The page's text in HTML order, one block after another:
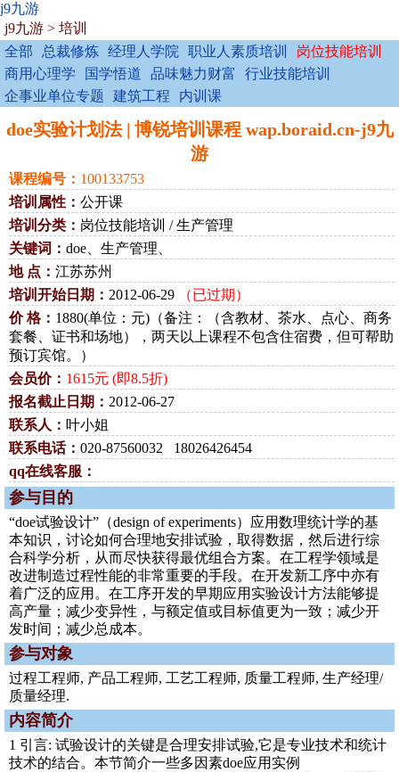
j9九游
j9九游 > 培训
全部
总裁修炼 经理人学院 职业人素质培训
岗位技能培训
商用心理学
国学悟道 品味魅力财富
行业技能培训
企事业单位专题
建筑工程 内训课
doe实验计划法 | 博锐培训课程 wap.boraid.cn-j9九
游
课程编号： 100133753
培训属性： 公开课
培训分类： 岗位技能培训 / 生产管理
关键词： doe、生产管理、
地 点： 江苏苏州
培训开始日期： 2012-06-29
（已过期）
价 格： 1880(单位：元)（备注：（含教材、茶水、点心、商务
套餐、证书和场地），两天以上课程不包含住宿费，但可帮助
预订宾馆。）
会员价： 1615元 (即8.5折)
报名截止日期： 2012-06-27
联系人： 叶小姐
联系电话： 020-87560032 18026426454
qq在线客服：
参与目的
“doe试验设计”（design of experiments）应用数理统计学的基
本知识，讨论如何合理地安排试验，取得数据，然后进行综
合科学分析，从而尽快获得最优组合方案。在工程学领域是
改进制造过程性能的非常重要的手段。在开发新工序中亦有
着广泛的应用。在工序开发的早期应用实验设计方法能够提
高产量；减少变异性，与额定值或目标值更为一致；减少开
发时间；减少总成本。
参与对象
过程工程师, 产品工程师, 工艺工程师, 质量工程师, 生产经理/
质量经理.
内容简介
1 引言: 试验设计的关键是合理安排试验,它是专业技术和统计
技术的结合。本节简介一些多因素doe应用实例